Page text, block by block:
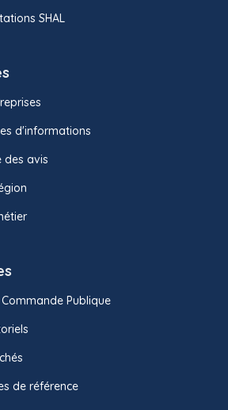
SHAL
d'informations
des avis
Publique
de référence